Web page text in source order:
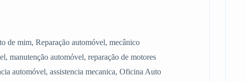
de mim, Reparação automóvel, mecânico
manutenção automóvel, reparação de motores
automóvel, assistencia mecanica, Oficina Auto